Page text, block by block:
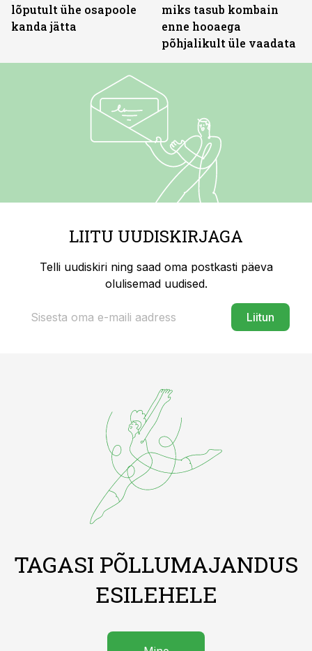
lõputult ühe osapoole
kanda jätta
miks tasub kombain
enne hooaega
põhjalikult üle vaadata
LIITU UUDISKIRJAGA
Telli uudiskiri ning saad oma postkasti päeva
olulisemad uudised.
Liitun
TAGASI PÕLLUMAJANDUS
ESILEHELE